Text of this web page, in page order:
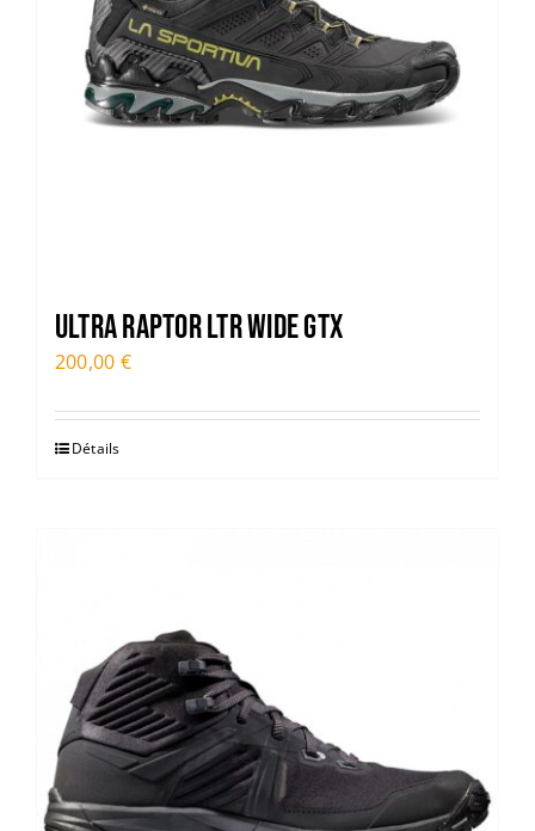
ULTRA RAPTOR LTR WIDE GTX
200,00 €
Détails